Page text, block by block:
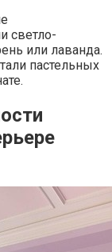
светло-
или лаванда.
пастельных